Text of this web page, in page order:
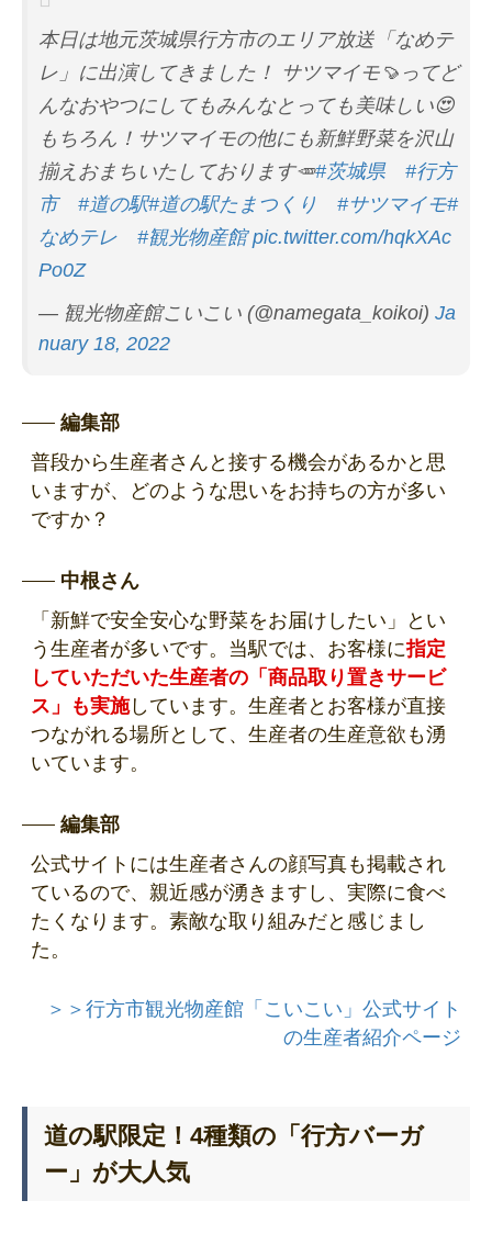
本日は地元茨城県行方市のエリア放送「なめテ
レ」に出演してきました！ サツマイモ🍠ってど
んなおやつにしてもみんなとっても美味しい😍
もちろん！サツマイモの他にも新鮮野菜を沢山
揃えおまちいたしております🥕#茨城県
#行方
市
#道の駅#道の駅たまつくり #サツマイモ#
なめテレ
#観光物産館 pic.twitter.com/hqkXAc
Po0Z
— 観光物産館こいこい (@namegata_koikoi) Ja
nuary 18, 2022
編集部
普段から生産者さんと接する機会があるかと思
いますが、どのような思いをお持ちの方が多い
ですか？
中根さん
「新鮮で安全安心な野菜をお届けしたい」とい
う生産者が多いです。当駅では、お客様に指定
していただいた生産者の「商品取り置きサービ
ス」も実施しています。生産者とお客様が直接
つながれる場所として、生産者の生産意欲も湧
いています。
編集部
公式サイトには生産者さんの顔写真も掲載され
ているので、親近感が湧きますし、実際に食べ
たくなります。素敵な取り組みだと感じまし
た。
＞＞行方市観光物産館「こいこい」公式サイト
の生産者紹介ページ
道の駅限定！4種類の「行方バーガ
ー」が大人気